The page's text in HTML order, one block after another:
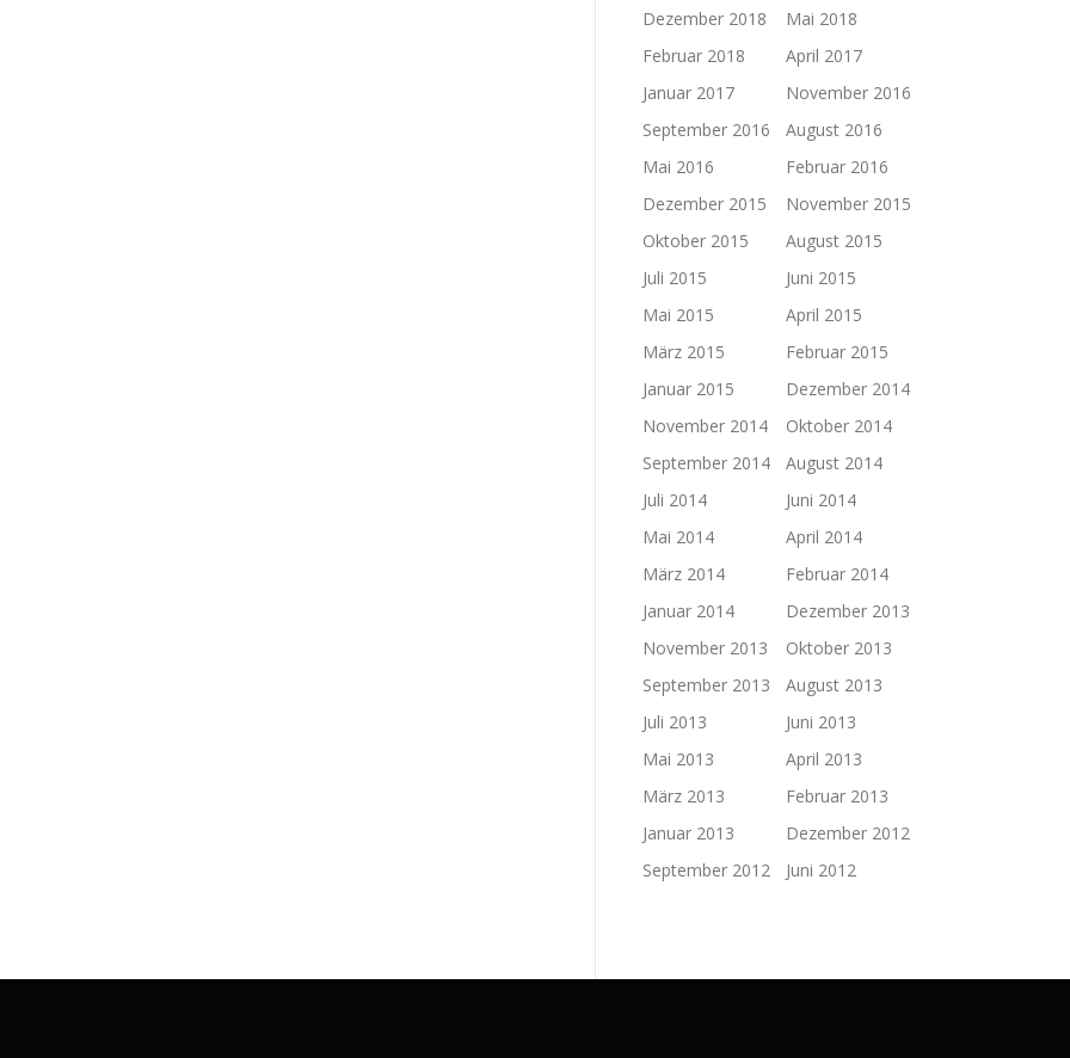
Dezember 2018
Mai 2018
Februar 2018
April 2017
Januar 2017
November 2016
September 2016
August 2016
Mai 2016
Februar 2016
Dezember 2015
November 2015
Oktober 2015
August 2015
Juli 2015
Juni 2015
Mai 2015
April 2015
März 2015
Februar 2015
Januar 2015
Dezember 2014
November 2014
Oktober 2014
September 2014
August 2014
Juli 2014
Juni 2014
Mai 2014
April 2014
März 2014
Februar 2014
Januar 2014
Dezember 2013
November 2013
Oktober 2013
September 2013
August 2013
Juli 2013
Juni 2013
Mai 2013
April 2013
März 2013
Februar 2013
Januar 2013
Dezember 2012
September 2012
Juni 2012